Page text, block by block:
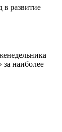
в развитие
наиболее